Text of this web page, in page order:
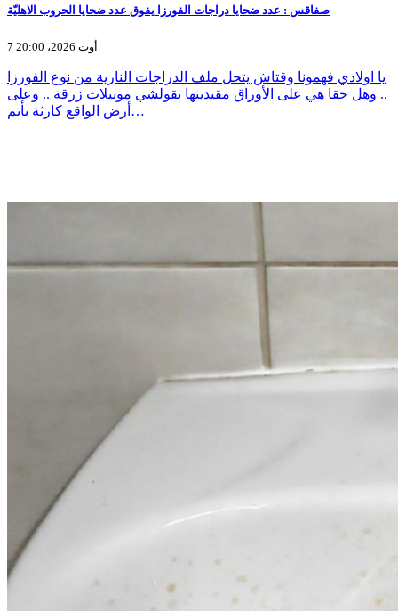
صفاقس : عدد ضحايا دراجات الفورزا يفوق عدد ضحايا الحروب الاهليّة
7 أوت 2026، 20:00
يا اولادي فهمونا وقتاش يتحل ملف الدراجات النارية من نوع الفورزا
.. وهل حقا هي على الأوراق مقيدينها تقولشي موبيلات زرقة .. وعلى
أرض الواقع كارثة بأتم…